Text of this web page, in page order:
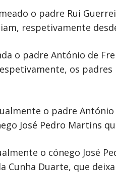
o padre Rui
respetivamente
o padre António de
os
o padre
José Pedro Martins
o cónego José
Duarte, que